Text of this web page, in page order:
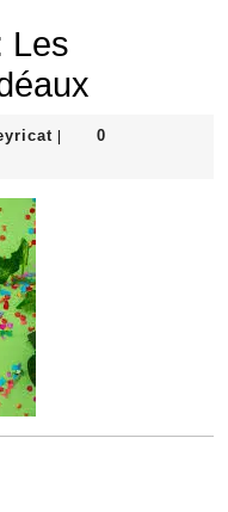
Les
domainedepeyricat
|
0